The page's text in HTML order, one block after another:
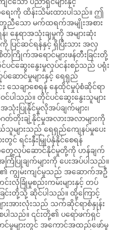
းကို ထိန်းသိမ်းထားပါသည်။ ဤ
တူညီသော မက်ထရက်အမျိုးအစား
ေရာအသုံးချမှုကို အများဆုံး
ပြင်ဆင်ရန်နှင့် ရှိပြီးသား အလှ
ကြိုက်အရောင်များဖန်တီးခြင်းတို့
င်ဆွေးနွေးမှုလုပ်ငန်းစဉ်သည် ပရုံး
ဆောင်မှုများနှင့် ရေရှည်
သေချာစေရန် နေထိုင်မှုပုံစံဆိုင်ရာ
ပါသည်။ တိုင်ပင်ဆွေးနွေးသူများ
းပြုနိုင်မှုလိုအပ်ချက်များ၊
တ်တိုးချဲ့နိုင်မှုအလားအလာများကို
သူများသည် ရေရှည်ကျေနပ်မှုပေး
တွင် ရင်းနှီးမြှုပ်နှံနိုင်စေရန်
တွေ့လုပ်ဆောင်နိုင်မှုတို့ကို ဟန်ချက်
ြုချက်များကို ပေးအပ်ပါသည်။
ား၏ ကျွမ်းကျင်မှုသည် အဆောက်အဦ
င်းလုံခြုံမှုစည်းကမ်းများနှင့် တပ်
င်းတို့သို့ ဆိုင်ပါသည်။ ထို့ကြောင့်
ျားအားလုံးသည် သက်ဆိုင်ရာစံနှုန်း
ေပါသည်။ ၎င်းတို့၏ ပရော်ဖက်ရှင်
င်မှုများတွင် အကောင်အထည်ဖော်မှု